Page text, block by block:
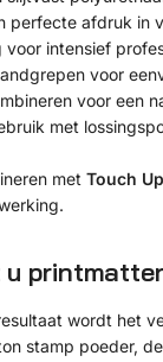
perfecte afdruk in
voor intensief
voor
voor een
met
met Touch
u
wordt het
stamp poeder,